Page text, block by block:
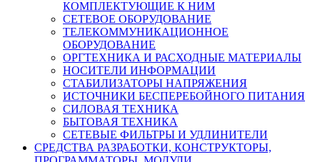
КОМПЛЕКТУЮЩИЕ К НИМ
СЕТЕВОЕ ОБОРУДОВАНИЕ
ТЕЛЕКОММУНИКАЦИОННОЕ
ОБОРУДОВАНИЕ
ОРГТЕХНИКА И РАСХОДНЫЕ МАТЕРИАЛЫ
НОСИТЕЛИ ИНФОРМАЦИИ
СТАБИЛИЗАТОРЫ НАПРЯЖЕНИЯ
ИСТОЧНИКИ БЕСПЕРЕБОЙНОГО ПИТАНИЯ
СИЛОВАЯ ТЕХНИКА
БЫТОВАЯ ТЕХНИКА
СЕТЕВЫЕ ФИЛЬТРЫ И УДЛИНИТЕЛИ
СРЕДСТВА РАЗРАБОТКИ, КОНСТРУКТОРЫ,